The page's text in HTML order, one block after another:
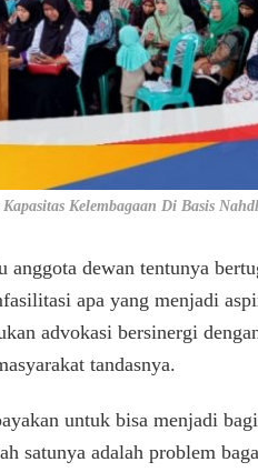
Kelembagaan Di Basis
dewan tentunya
apa yang menjadi
advokasi bersinergi
tandasnya.
untuk bisa menjadi
satunya adalah problem